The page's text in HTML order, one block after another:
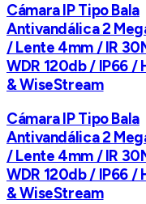
Cámara IP Tipo Bala
Antivandálica 2
/ Lente 4mm / IR
WDR 120db / IP66 /
& WiseStream
Cámara IP Tipo Bala
Antivandálica 2
/ Lente 4mm / IR
WDR 120db / IP66 /
& WiseStream